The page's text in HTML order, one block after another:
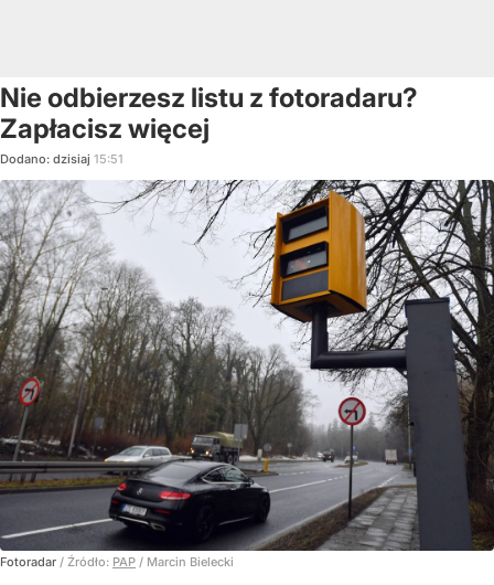
Nie odbierzesz listu z fotoradaru?
Zapłacisz więcej
Dodano: dzisiaj 15:51
Fotoradar / Źródło: PAP / Marcin Bielecki